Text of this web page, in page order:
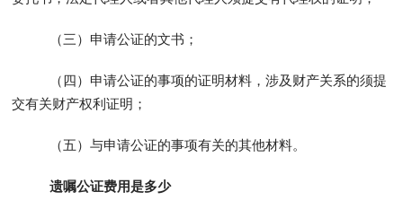
（三）申请公证的文书；
（四）申请公证的事项的证明材料，涉及财产关系的须提
交有关财产权利证明；
（五）与申请公证的事项有关的其他材料。
遗嘱公证费用是多少